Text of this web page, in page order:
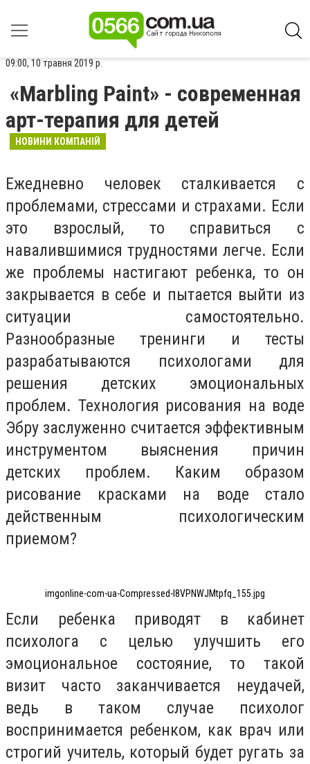
09:00, 10 травня 2019 р.
«Marbling Paint» - современная
арт-терапия для детей
НОВИНИ КОМПАНІЙ
Ежедневно человек сталкивается с
проблемами, стрессами и страхами. Если
это взрослый, то справиться с
навалившимися трудностями легче. Если
же проблемы настигают ребенка, то он
закрывается в себе и пытается выйти из
ситуации самостоятельно.
Разнообразные тренинги и тесты
разрабатываются психологами для
решения детских эмоциональных
проблем. Технология рисования на воде
Эбру заслуженно считается эффективным
инструментом выяснения причин
детских проблем. Каким образом
рисование красками на воде стало
действенным психологическим
приемом?
imgonline-com-ua-Compressed-l8VPNWJMtpfq_155.jpg
Если ребенка приводят в кабинет
психолога с целью улучшить его
эмоциональное состояние, то такой
визит часто заканчивается неудачей,
ведь в таком случае психолог
воспринимается ребенком, как врач или
строгий учитель, который будет ругать за